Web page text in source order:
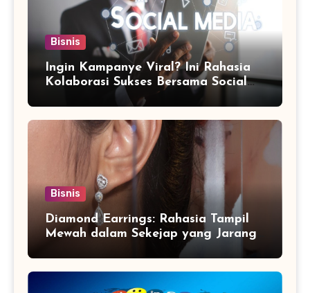
Bisnis
Ingin Kampanye Viral? Ini Rahasia
Kolaborasi Sukses Bersama Social
Media Marketing Agency
Bisnis
Diamond Earrings: Rahasia Tampil
Mewah dalam Sekejap yang Jarang